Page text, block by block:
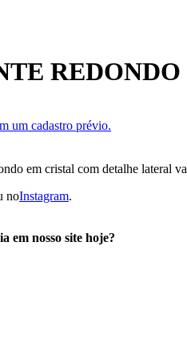
um cadastro prévio.
em cristal com detalhe lateral
noInstagram.
em nosso site hoje?